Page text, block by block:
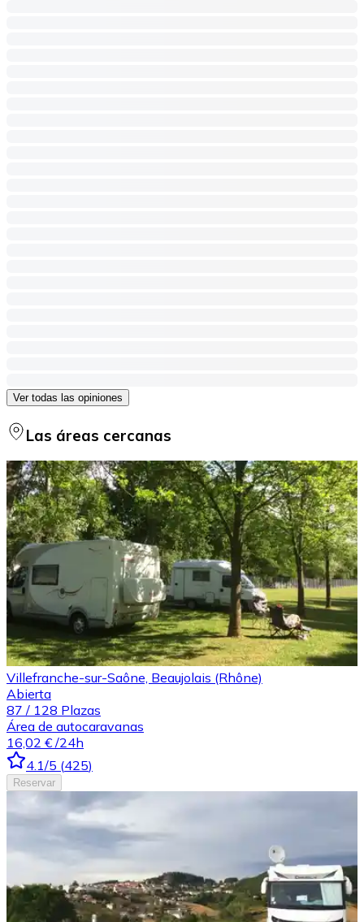
Ver todas las opiniones
Las áreas cercanas
Villefranche-sur-Saône, Beaujolais (Rhône)
Abierta
87 / 128 Plazas
Área de autocaravanas
16,02 € /24h
4.1/5 (425)
Reservar